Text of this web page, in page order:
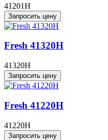
41201H
Запросить цену
Fresh 41320H
41320H
Запросить цену
Fresh 41220H
41220H
Запросить цену